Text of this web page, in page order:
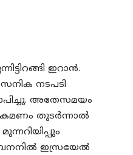
ഇറാൻ.
നടപടി
അതേസമയം
തുടര്‍ന്നാല്‍
ഇസ്രയേല്‍